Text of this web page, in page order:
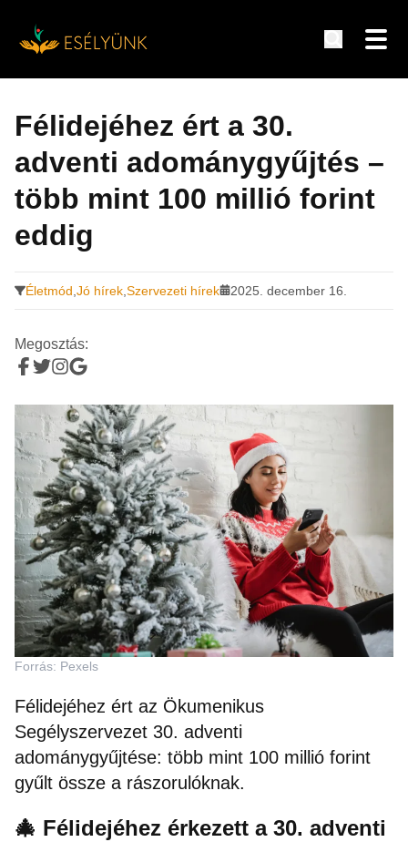
tartalomra
Félidejéhez ért a 30.
adventi adománygyűjtés –
több mint 100 millió forint
eddig
Életmód Jó hírek Szervezeti hírek 2025. december 16.
Megosztás:
Forrás: Pexels
Félidejéhez ért az Ökumenikus
Segélyszervezet 30. adventi
adománygyűjtése: több mint 100 millió forint
gyűlt össze a rászorulóknak.
🎄 Félidejéhez érkezett a 30. adventi